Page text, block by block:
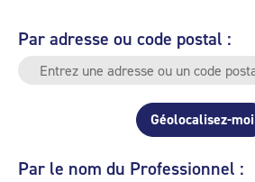
Par adresse ou code postal :
Géolocalisez-moi
Par le nom du Professionnel :